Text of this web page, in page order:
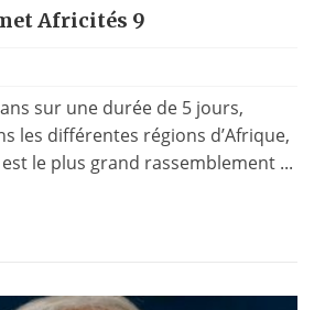
Africités 9
sur une durée de 5 jours,
les différentes régions d’Afrique,
le plus grand rassemblement ...